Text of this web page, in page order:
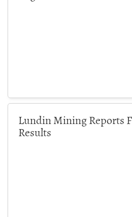
Lundin Mining Reports
Results